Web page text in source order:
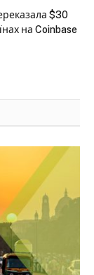
$30
на Coinbase